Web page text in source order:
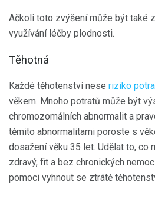
Ačkoli toto zvýšení může být také
využívání léčby plodnosti.
Těhotná
Každé těhotenství nese riziko
věkem. Mnoho potratů může být
chromozomálních abnormalit a
těmito abnormalitami poroste s
dosažení věku 35 let. Udělat to, co
zdravý, fit a bez chronických
pomoci vyhnout se ztrátě